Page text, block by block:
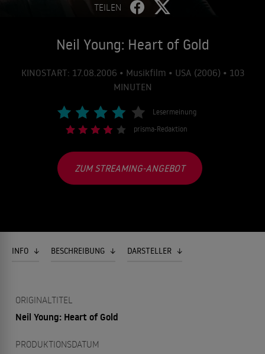
TEILEN
Neil Young: Heart of Gold
KINOSTART: 17.08.2006 • Musikfilm • USA (2006) • 103
MINUTEN
Lesermeinung
prisma-Redaktion
ZUM STREAMING-ANGEBOT
INFO BESCHREIBUNG DARSTELLER
ORIGINALTITEL
Neil Young: Heart of Gold
PRODUKTIONSDATUM